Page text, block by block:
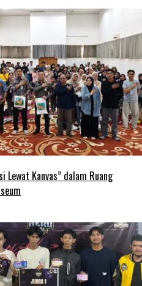
Lewat Kanvas” dalam Ruang